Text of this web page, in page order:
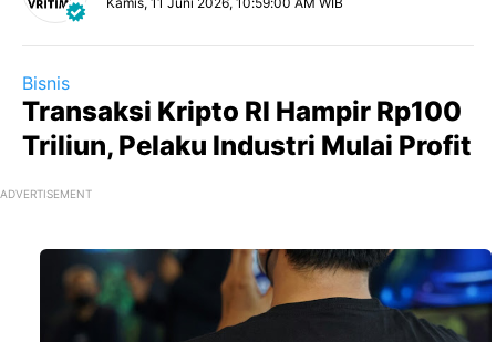
Bisnis
Transaksi Kripto RI Hampir Rp100
Triliun, Pelaku Industri Mulai Profit
ADVERTISEMENT